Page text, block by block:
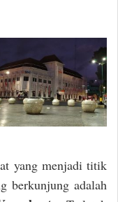
o
n
yang menjadi titik
berkunjung adalah